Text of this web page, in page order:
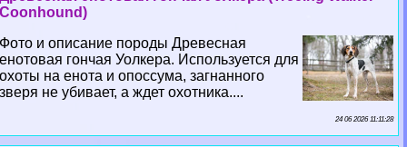
Coonhound)
Фото и описание породы Древесная
енотовая гончая Уолкера. Используется для
охоты на енота и опоссума, загнанного
зверя не убивает, а ждет охотника....
24 06 2026 11:11:28